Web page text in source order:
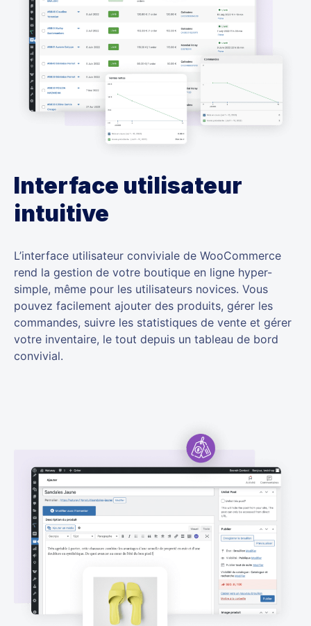
Interface utilisateur
intuitive
L’interface utilisateur conviviale de WooCommerce
rend la gestion de votre boutique en ligne hyper-
simple, même pour les utilisateurs novices. Vous
pouvez facilement ajouter des produits, gérer les
commandes, suivre les statistiques de vente et gérer
votre inventaire, le tout depuis un tableau de bord
convivial.